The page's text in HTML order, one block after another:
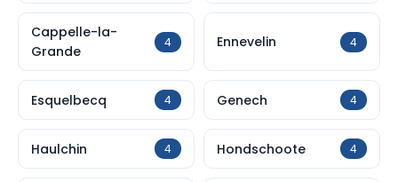
Cappelle-la-
Grande
4 Ennevelin 4
Esquelbecq 4 Genech 4
Haulchin 4 Hondschoote 4